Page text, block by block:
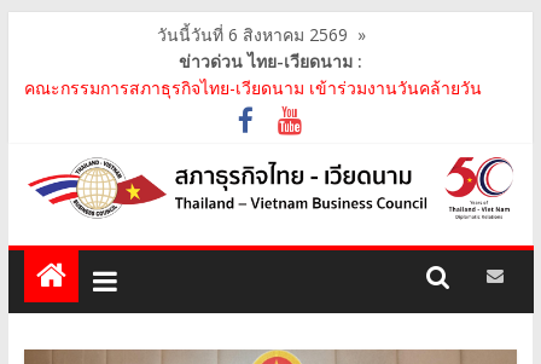
วันนี้วันที่ 6 สิงหาคม 2569 »
ข่าวด่วน ไทย-เวียดนาม :
คณะกรรมการสภาธุรกิจไทย-เวียดนาม ประชุมหารือร่วมกับคณะผู้
แทนภาครัฐเวียดนาม จากคณะกรรมการประชาชน กรุงฮ..
คณะกรรมการสภาธุรกิจไทย-เวียดนาม เข้าร่วมงานวันคล้ายวัน
สภาธุรกิจไทย-เวียดนาม เข้าร่วมงานสัมมนา "Investment and
Trade Promotion of Thanh Hoa Province for Th..
เวียดนาม อย่างเป็นทางการ เสริมสร้างความร่วมมื..
คณะกรรมการสภาธุรกิจไทย-เวียดนาม เข้าร่วมประชุมหารือคณะรัฐ
เวียดนาม The Central Steering Committee on ..